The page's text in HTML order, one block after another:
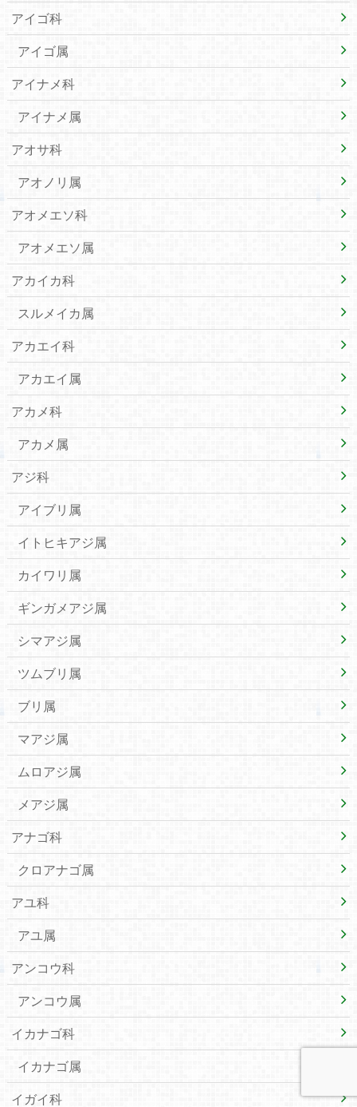
アイゴ科
アイゴ属
アイナメ科
アイナメ属
アオサ科
アオノリ属
アオメエソ科
アオメエソ属
アカイカ科
スルメイカ属
アカエイ科
アカエイ属
アカメ科
アカメ属
アジ科
アイブリ属
イトヒキアジ属
カイワリ属
ギンガメアジ属
シマアジ属
ツムブリ属
ブリ属
マアジ属
ムロアジ属
メアジ属
アナゴ科
クロアナゴ属
アユ科
アユ属
アンコウ科
アンコウ属
イカナゴ科
イカナゴ属
イガイ科